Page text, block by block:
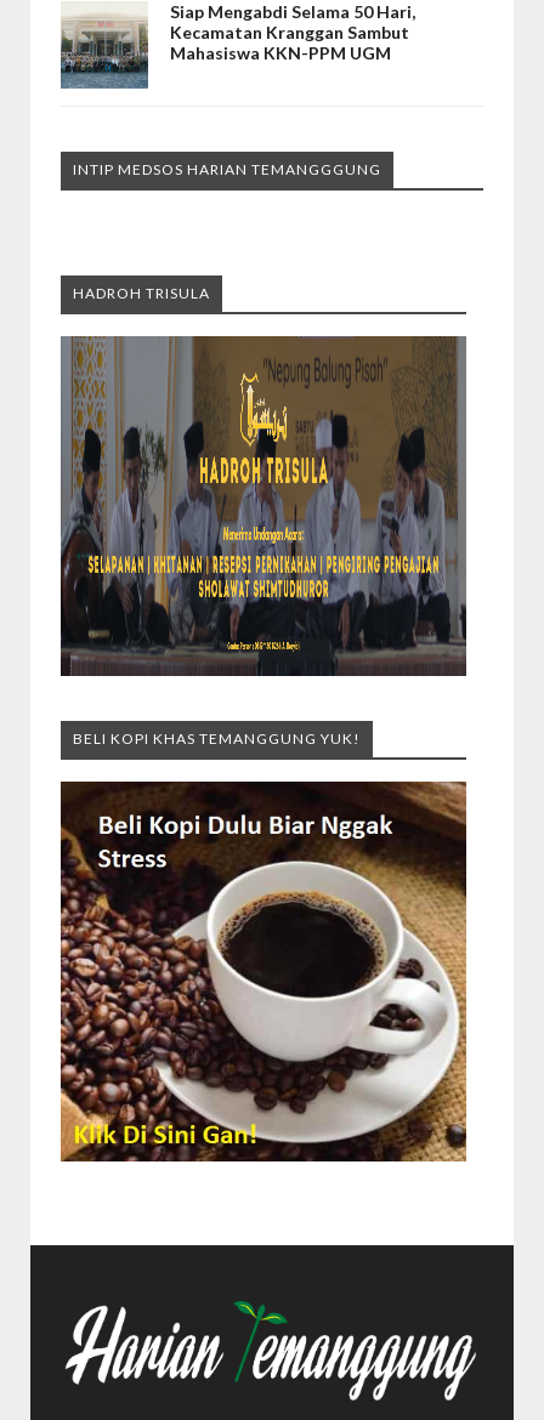
Siap Mengabdi Selama 50 Hari,
Kecamatan Kranggan Sambut
Mahasiswa KKN-PPM UGM
INTIP MEDSOS HARIAN TEMANGGGUNG
HADROH TRISULA
BELI KOPI KHAS TEMANGGUNG YUK!